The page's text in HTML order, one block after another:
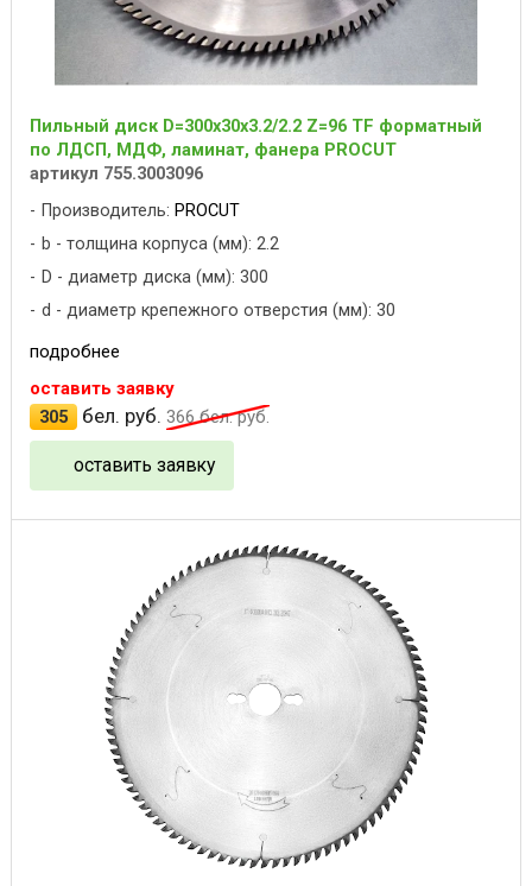
Пильный диск D=300x30x3.2/2.2 Z=96 TF форматный
по ЛДСП, МДФ, ламинат, фанера PROCUT
артикул 755.3003096
Производитель: PROCUT
b - толщина корпуса (мм): 2.2
D - диаметр диска (мм): 300
d - диаметр крепежного отверстия (мм): 30
подробнее
оставить заявку
305
бел. руб. 366бел. руб.
оставить заявку